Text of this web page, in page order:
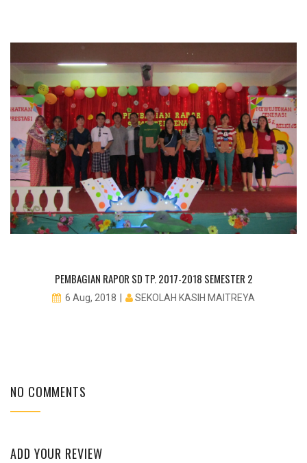
PEMBAGIAN RAPOR SD TP. 2017-2018 SEMESTER 2
6 Aug, 2018 SEKOLAH KASIH MAITREYA
NO COMMENTS
ADD YOUR REVIEW